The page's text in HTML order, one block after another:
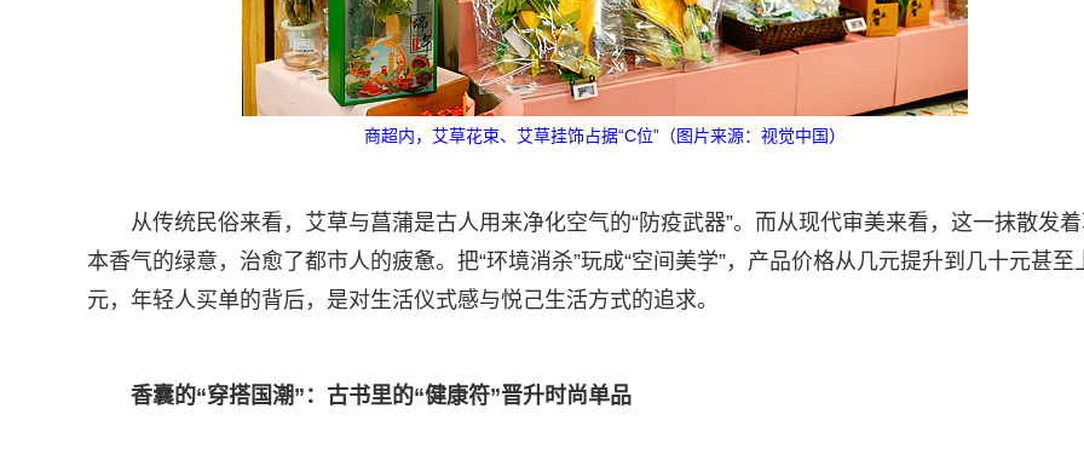
商超内，艾草花束、艾草挂饰占据“C位”（图片来源：视觉中国）
从传统民俗来看，艾草与菖蒲是古人用来净化空气的“防疫武器”。而从现代审美来看，这一抹散发
本香气的绿意，治愈了都市人的疲惫。把“环境消杀”玩成“空间美学”，产品价格从几元提升到几十元甚至
元，年轻人买单的背后，是对生活仪式感与悦己生活方式的追求。
香囊的“穿搭国潮”：古书里的“健康符”晋升时尚单品